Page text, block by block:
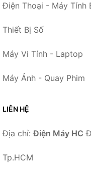
Điện Thoại - Máy Tính
Thiết Bị Số
Máy Vi Tính - Laptop
Máy Ảnh - Quay Phim
LIÊN HỆ
Địa chỉ:Điện Máy HC
Tp.HCM